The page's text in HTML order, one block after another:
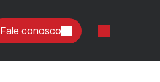
Fale conosco